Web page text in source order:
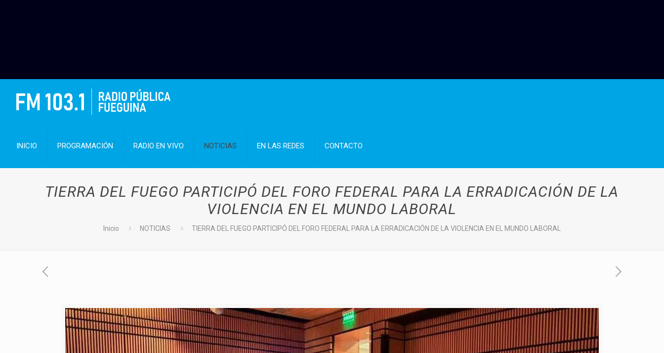
INICIO PROGRAMACIÓN RADIO EN VIVO NOTICIAS EN LAS REDES CONTACTO
TIERRA DEL FUEGO PARTICIPÓ DEL FORO FEDERAL PARA LA ERRADICACIÓN DE LA
VIOLENCIA EN EL MUNDO LABORAL
Inicio NOTICIAS TIERRA DEL FUEGO PARTICIPÓ DEL FORO FEDERAL PARA LA ERRADICACIÓN DE LA VIOLENCIA EN EL MUNDO LABORAL